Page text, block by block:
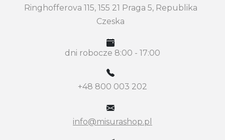
Ringhofferova 115, 155 21 Praga 5, Republika
Czeska
dni robocze 8:00 - 17:00
+48 800 003 202
info@misurashop.pl